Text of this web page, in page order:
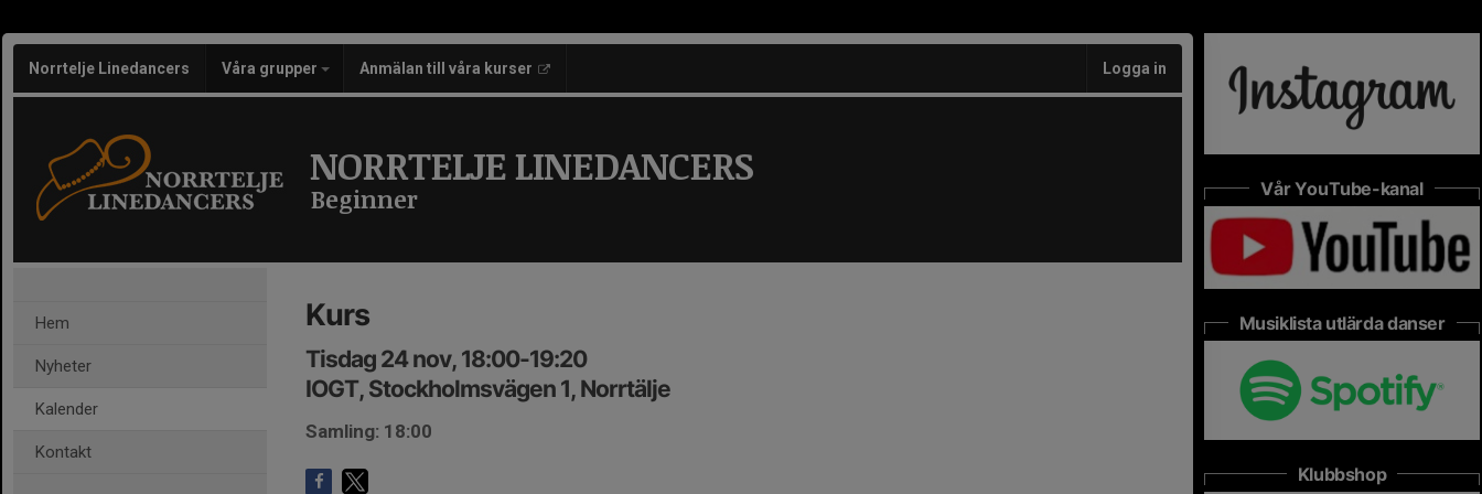
Norrtelje Linedancers Våra grupper Anmälan till våra kurser Logga in
NORRTELJE LINEDANCERS
Beginner
Hem
Nyheter
Kalender
Kontakt
Kurs
Tisdag 24 nov, 18:00-19:20
IOGT, Stockholmsvägen 1, Norrtälje
Samling: 18:00
Vår YouTube-kanal
Musiklista utlärda danser
Klubbshop